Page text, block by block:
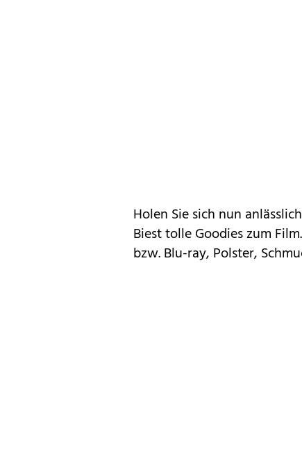
Holen Sie sich nun
Biest tolle Goodies zum
bzw. Blu-ray, Polster,